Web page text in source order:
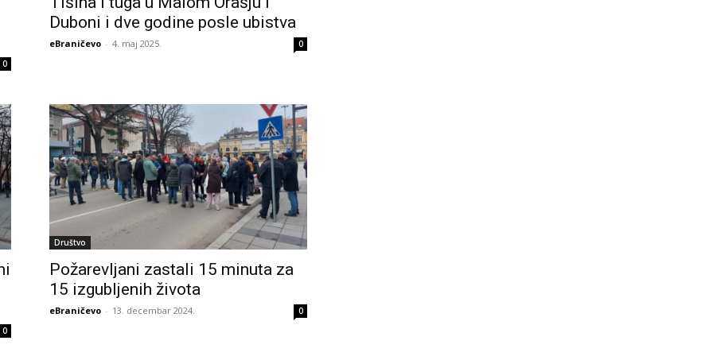
0
Duboni i dve godine posle ubistva
eBraničevo - 4. maj 2025. 0
0
Društvo
Požarevljani zastali 15 minuta za
15 izgubljenih života
eBraničevo - 13. decembar 2024. 0